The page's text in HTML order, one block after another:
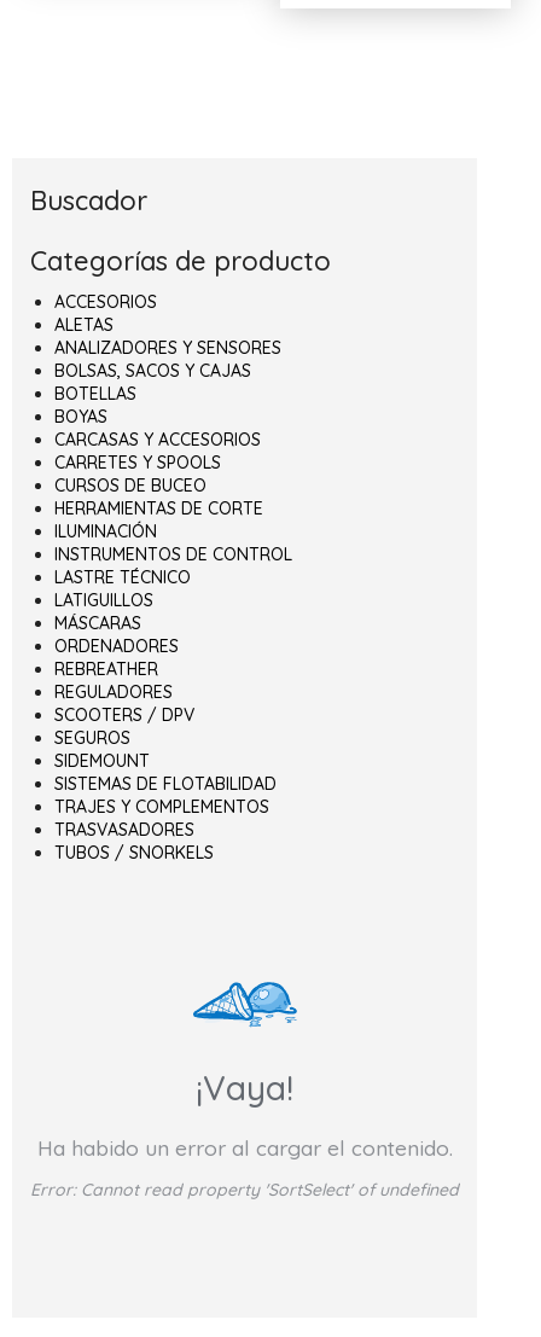
Buscador
Categorías de producto
ACCESORIOS
ALETAS
ANALIZADORES Y SENSORES
BOLSAS, SACOS Y CAJAS
BOTELLAS
BOYAS
CARCASAS Y ACCESORIOS
CARRETES Y SPOOLS
CURSOS DE BUCEO
HERRAMIENTAS DE CORTE
ILUMINACIÓN
INSTRUMENTOS DE CONTROL
LASTRE TÉCNICO
LATIGUILLOS
MÁSCARAS
ORDENADORES
REBREATHER
REGULADORES
SCOOTERS / DPV
SEGUROS
SIDEMOUNT
SISTEMAS DE FLOTABILIDAD
TRAJES Y COMPLEMENTOS
TRASVASADORES
TUBOS / SNORKELS
¡Vaya!
Ha habido un error al cargar el contenido.
Error: Cannot read property 'SortSelect' of undefined